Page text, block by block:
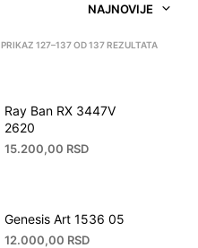
NAJNOVIJE
PRIKAZ 127–137 OD 137 REZULTATA
Ray Ban RX 3447V
2620
15.200,00 RSD
Genesis Art 1536 05
12.000,00 RSD